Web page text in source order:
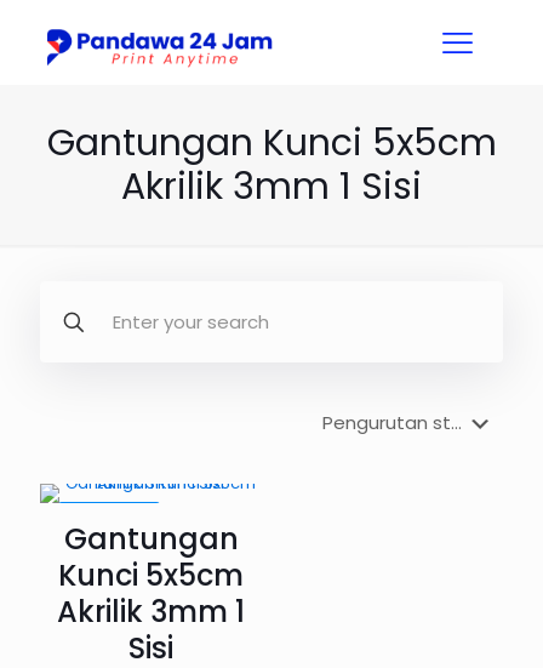
Gantungan Kunci 5x5cm
Akrilik 3mm 1 Sisi
Gantungan
Kunci 5x5cm
Akrilik 3mm 1
Sisi